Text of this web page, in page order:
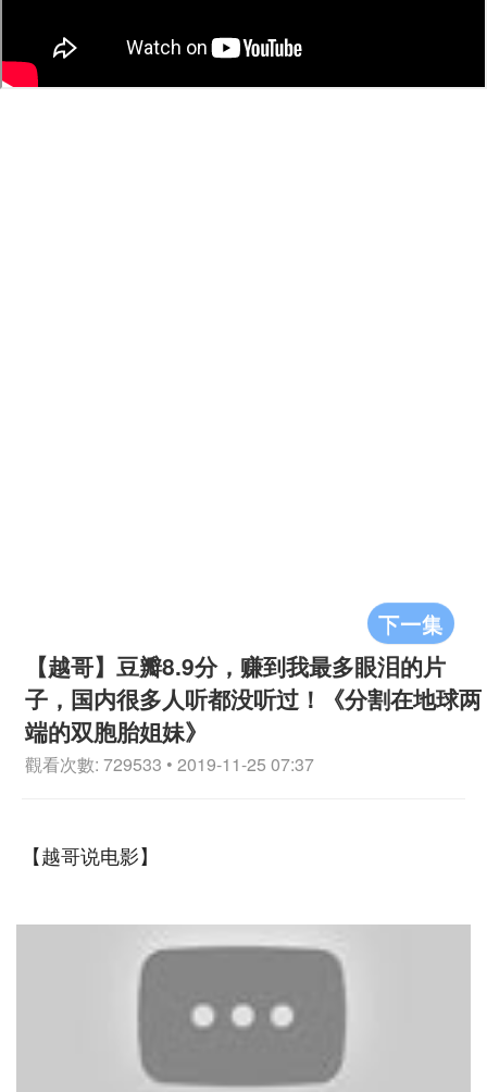
下一集
【越哥】豆瓣8.9分，赚到我最多眼泪的片
子，国内很多人听都没听过！《分割在地球两
端的双胞胎姐妹》
觀看次數: 729533 • 2019-11-25 07:37
【越哥说电影】